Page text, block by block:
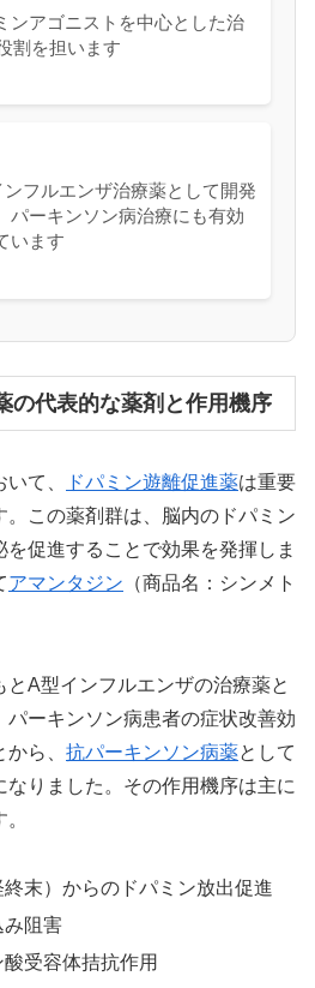
ンアゴニストを中心とした治
割を担います
ンフルエンザ治療薬として開発
パーキンソン病治療にも有効
います
の代表的な薬剤と作用機序
て、 ドパミン遊離促進薬は重要
。この薬剤群は、脳内のドパミン
促進することで効果を発揮しま
アマンタジン （商品名：シンメト
とA型インフルエンザの治療薬と
パーキンソン病患者の症状改善効
ら、 抗パーキンソン病薬として
なりました。その作用機序は主に
末）からのドパミン放出促進
み阻害
受容体拮抗作用